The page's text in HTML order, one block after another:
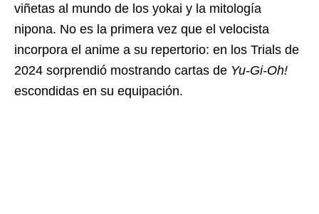
viñetas al mundo de los yokai y la mitología
nipona. No es la primera vez que el velocista
incorpora el anime a su repertorio: en los Trials de
2024 sorprendió mostrando cartas de Yu-Gi-Oh!
escondidas en su equipación.